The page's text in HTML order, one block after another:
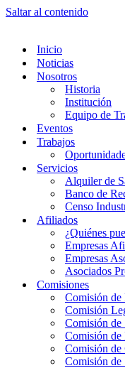
Saltar al contenido
Inicio
Noticias
Nosotros
Historia
Institución
Equipo de
Eventos
Trabajos
Servicios
Alquiler de
Banco de
Censo
Afiliados
¿Quiénes
Empresas
Empresas
Asociados
Comisiones
Comisión de
Comisión
Comisión de
Comisión de
Comisión
Comisión de